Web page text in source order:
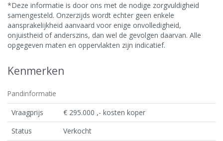
*Deze informatie is door ons met de nodige zorgvuldigheid
samengesteld. Onzerzijds wordt echter geen enkele
aansprakelijkheid aanvaard voor enige onvolledigheid,
onjuistheid of anderszins, dan wel de gevolgen daarvan. Alle
opgegeven maten en oppervlakten zijn indicatief.
Kenmerken
Pandinformatie
Vraagprijs
€ 295.000 ,- kosten koper
Status
Verkocht